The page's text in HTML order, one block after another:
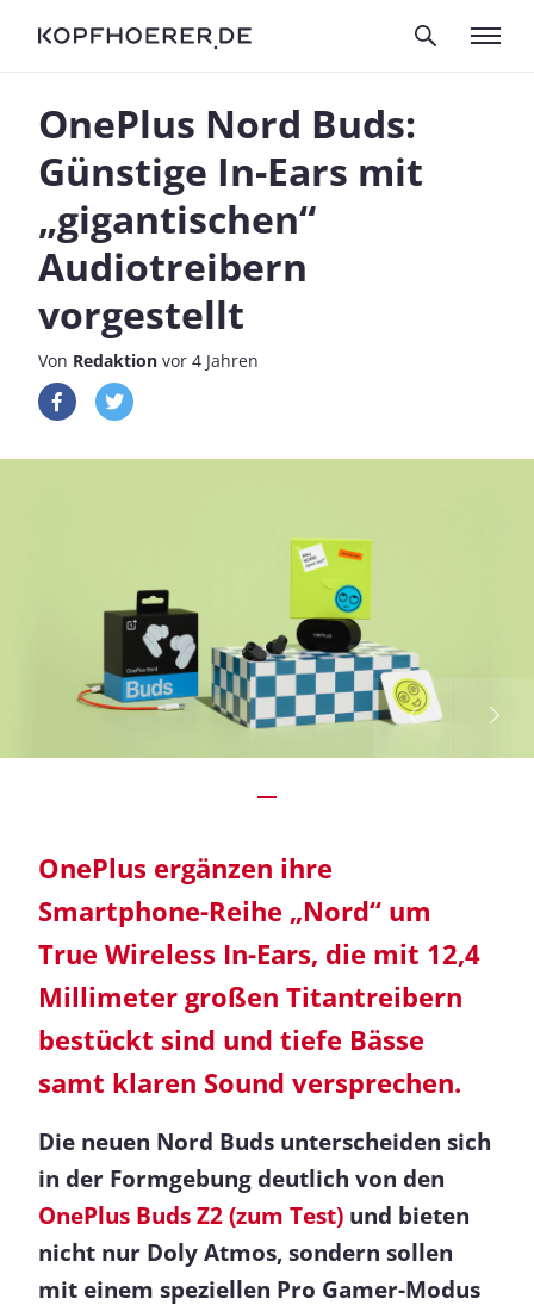
OnePlus Nord Buds:
Günstige In-Ears mit
„gigantischen“
Audiotreibern
vorgestellt
Von Redaktion vor 4 Jahren
OnePlus ergänzen ihre
Smartphone-Reihe „Nord“ um
True Wireless In-Ears, die mit 12,4
Millimeter großen Titantreibern
bestückt sind und tiefe Bässe
samt klaren Sound versprechen.
Die neuen Nord Buds unterscheiden sich
in der Formgebung deutlich von den
OnePlus Buds Z2 (zum Test) und bieten
nicht nur Doly Atmos, sondern sollen
mit einem speziellen Pro Gamer-Modus